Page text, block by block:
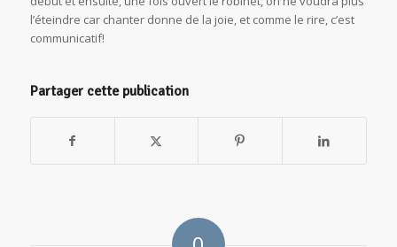
l’éteindre car chanter donne de la joie, et comme le rire, c’est
communicatif!
Partager cette publication